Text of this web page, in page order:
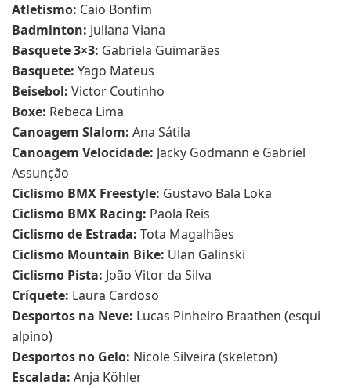
Atletismo: Caio Bonfim
Badminton: Juliana Viana
Basquete 3×3: Gabriela Guimarães
Basquete: Yago Mateus
Beisebol: Victor Coutinho
Boxe: Rebeca Lima
Canoagem Slalom: Ana Sátila
Canoagem Velocidade: Jacky Godmann e Gabriel
Assunção
Ciclismo BMX Freestyle: Gustavo Bala Loka
Ciclismo BMX Racing: Paola Reis
Ciclismo de Estrada: Tota Magalhães
Ciclismo Mountain Bike: Ulan Galinski
Ciclismo Pista: João Vitor da Silva
Críquete: Laura Cardoso
Desportos na Neve: Lucas Pinheiro Braathen (esqui
alpino)
Desportos no Gelo: Nicole Silveira (skeleton)
Escalada: Anja Köhler